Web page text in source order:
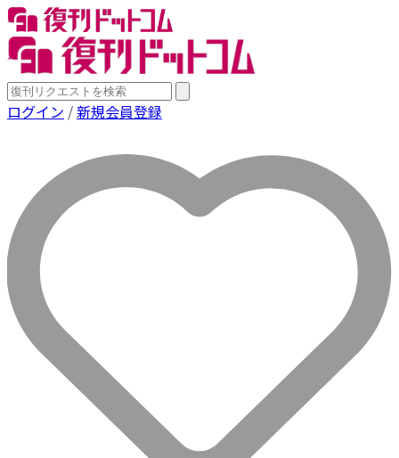
ログイン /新規会員登録